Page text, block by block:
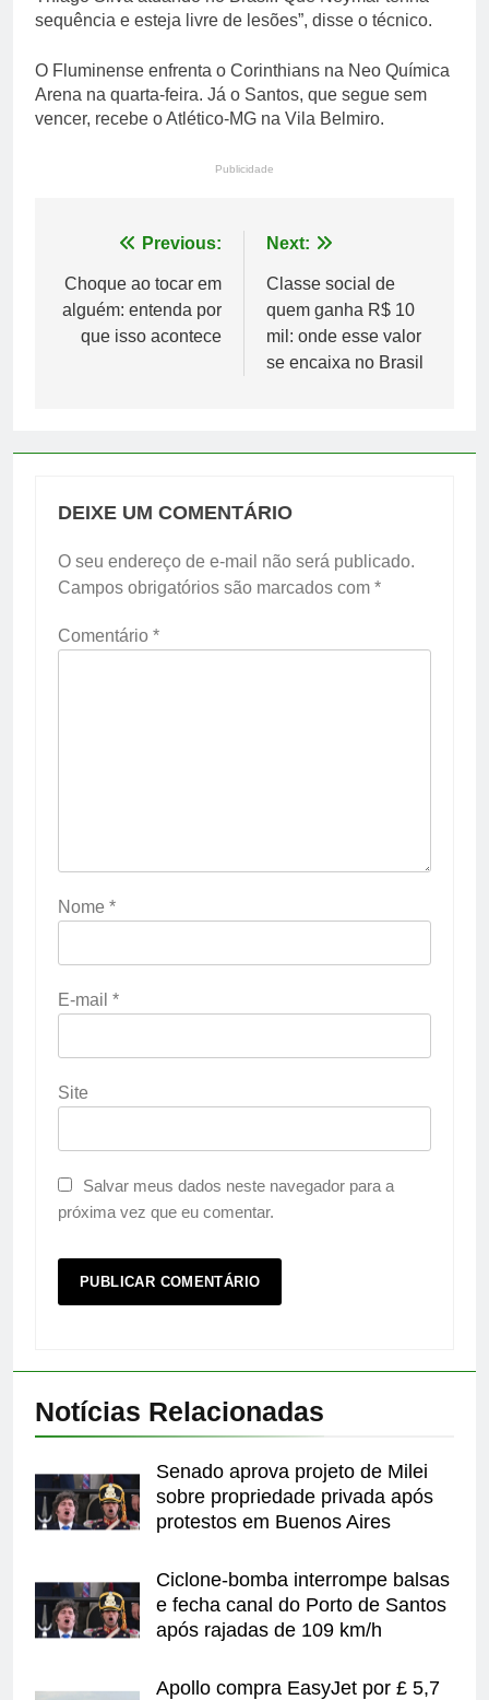
sequência e esteja livre de lesões”, disse o técnico.
O Fluminense enfrenta o Corinthians na Neo Química
Arena na quarta-feira. Já o Santos, que segue sem
vencer, recebe o Atlético-MG na Vila Belmiro.
Publicidade
Navegação
de
Post
Previous:
Choque ao tocar em
alguém: entenda por
que isso acontece
Next:
Classe social de
quem ganha R$ 10
mil: onde esse valor
se encaixa no Brasil
DEIXE UM COMENTÁRIO
O seu endereço de e-mail não será publicado.
Campos obrigatórios são marcados com *
Comentário *
Nome *
E-mail *
Site
Salvar meus dados neste navegador para a
próxima vez que eu comentar.
Notícias Relacionadas
Senado aprova projeto de Milei
sobre propriedade privada após
protestos em Buenos Aires
Ciclone-bomba interrompe balsas
e fecha canal do Porto de Santos
após rajadas de 109 km/h
Apollo compra EasyJet por £ 5,7